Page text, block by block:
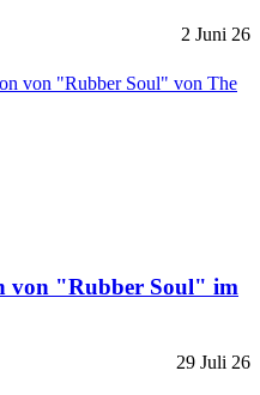
2 Juni 26
von "Rubber Soul" im
29 Juli 26